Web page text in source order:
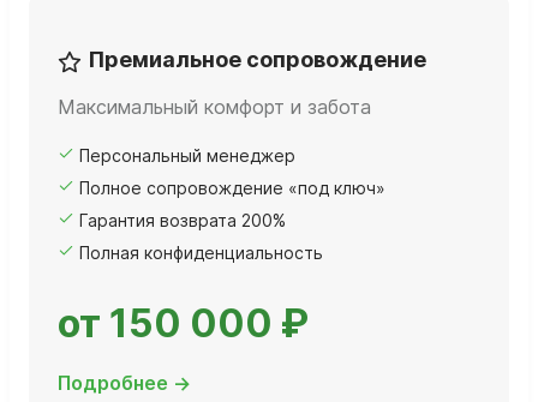
Премиальное сопровождение
Максимальный комфорт и забота
Персональный менеджер
Полное сопровождение «под ключ»
Гарантия возврата 200%
Полная конфиденциальность
от 150 000 ₽
Подробнее →